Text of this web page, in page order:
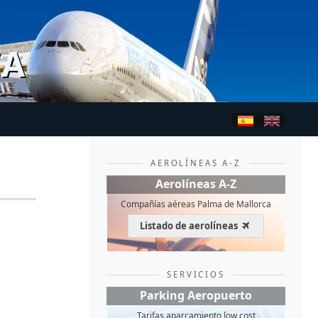
AEROLÍNEAS A-Z
Aerolíneas A-Z
Compañías aéreas Palma de Mallorca
Listado de aerolíneas
SERVICIOS
Parking Aeropuerto
Tarifas aparcamiento low cost